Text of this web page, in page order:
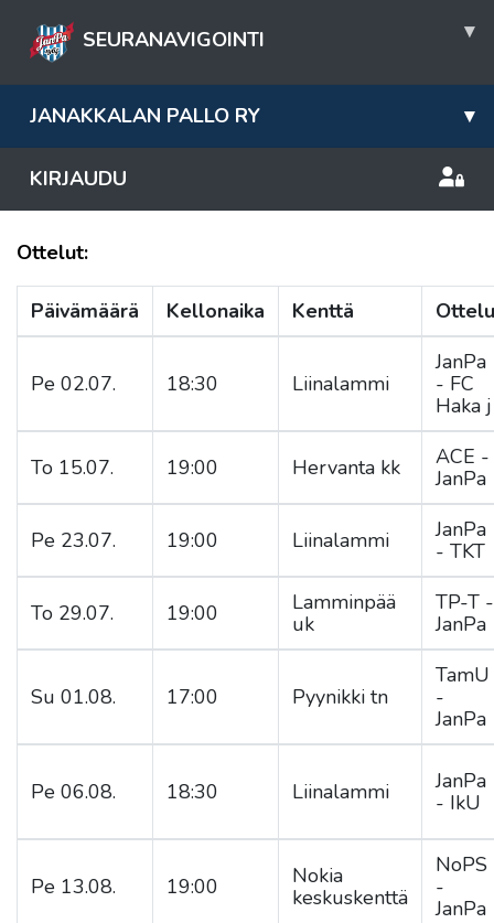
SEURANAVIGOINTI ▾
JANAKKALAN PALLO RY ▾
KIRJAUDU
Ottelut:
Päivämäärä Kellonaika Kenttä Ottelu
Pe 02.07. 18:30 Liinalammi
JanPa
- FC
Haka j
To 15.07. 19:00 Hervanta kk
ACE -
JanPa
Pe 23.07. 19:00 Liinalammi
JanPa
- TKT
To 29.07. 19:00
Lamminpää
uk
TP-T -
JanPa
Su 01.08. 17:00 Pyynikki tn
TamU
-
JanPa
Pe 06.08. 18:30 Liinalammi
JanPa
- IkU
Pe 13.08. 19:00
Nokia
keskuskenttä
NoPS
-
JanPa